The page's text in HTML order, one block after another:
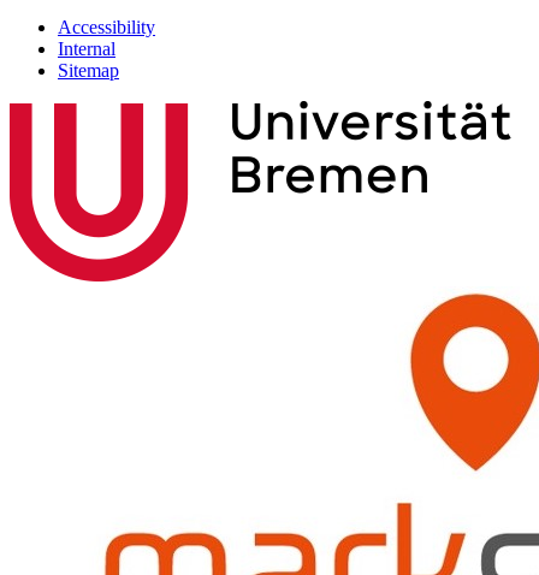
Accessibility
Internal
Sitemap